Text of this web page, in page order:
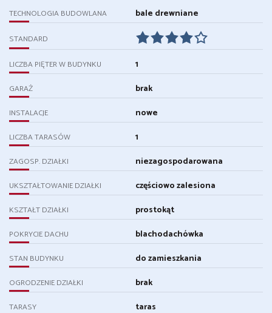
TECHNOLOGIA BUDOWLANA bale drewniane
STANDARD
LICZBA PIĘTER W BUDYNKU 1
GARAŻ brak
INSTALACJE nowe
LICZBA TARASÓW 1
ZAGOSP. DZIAŁKI niezagospodarowana
UKSZTAŁTOWANIE DZIAŁKI częściowo zalesiona
KSZTAŁT DZIAŁKI prostokąt
POKRYCIE DACHU blachodachówka
STAN BUDYNKU do zamieszkania
OGRODZENIE DZIAŁKI brak
TARASY taras